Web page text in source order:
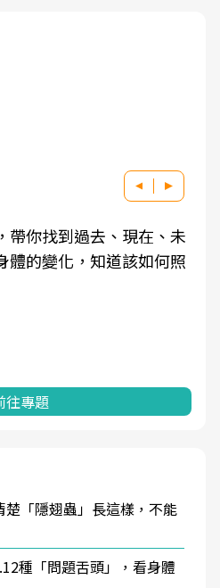
帶你找到過去、現在、未
體的變化，知道該如何照
往專題
楚「隱翅蟲」長這樣，不能
種「問題舌頭」，看身體